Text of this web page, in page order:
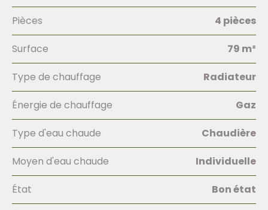
Pièces 4 pièces
Surface 79 m²
Type de chauffage Radiateur
Énergie de chauffage Gaz
Type d'eau chaude Chaudière
Moyen d'eau chaude Individuelle
État Bon état